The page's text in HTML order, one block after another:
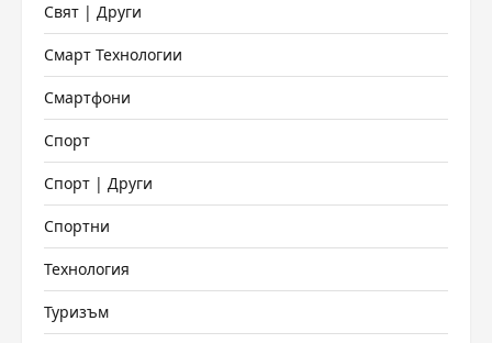
Свят | Други
Смарт Технологии
Смартфони
Спорт
Спорт | Други
Спортни
Технология
Туризъм